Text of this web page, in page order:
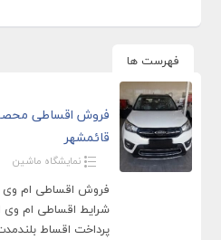
فهرست ها
فروش اقساطی
قائمشهر
نمایشگاه ماشین
فروش اقساطی ام وی
شرایط اقساطی ام
پرداخت اقساط بلندمدت